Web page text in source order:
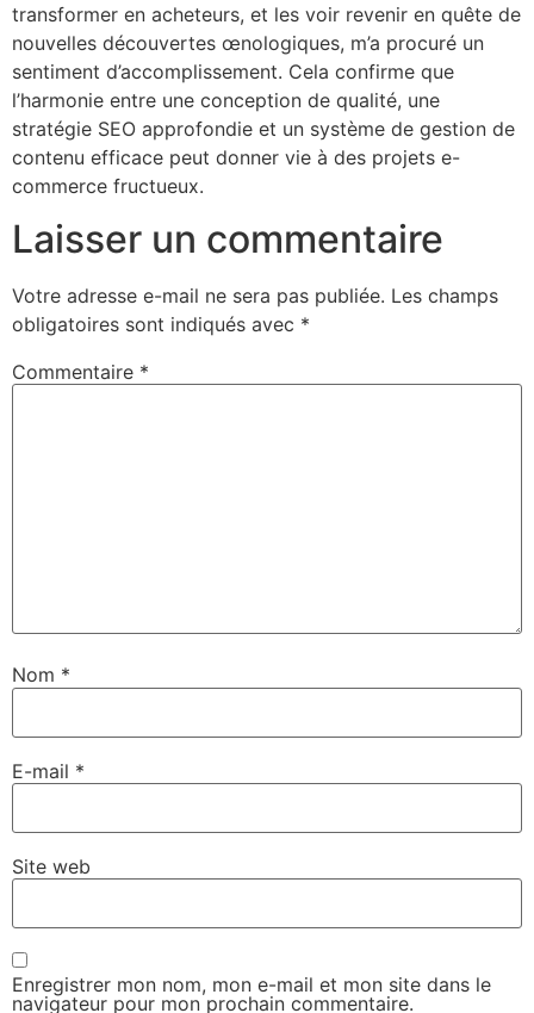
transformer en acheteurs, et les voir revenir en quête de
nouvelles découvertes œnologiques, m’a procuré un
sentiment d’accomplissement. Cela confirme que
l’harmonie entre une conception de qualité, une
stratégie SEO approfondie et un système de gestion de
contenu efficace peut donner vie à des projets e-
commerce fructueux.
Laisser un commentaire
Votre adresse e-mail ne sera pas publiée. Les champs
obligatoires sont indiqués avec *
Commentaire *
Nom *
E-mail *
Site web
Enregistrer mon nom, mon e-mail et mon site dans le
navigateur pour mon prochain commentaire.